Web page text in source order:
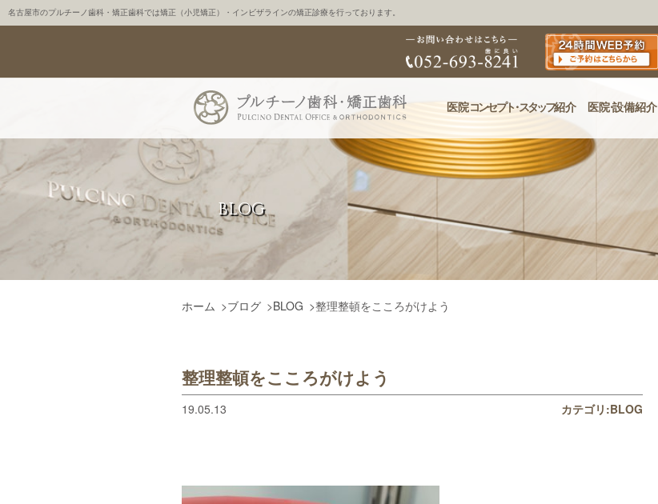
名古屋市のプルチーノ歯科・矯正歯科では矯正（小児矯正）・インビザラインの矯正診療を行っております。
医院コンセプト・スタッフ紹介 医院・設備紹介
BLOG
ホーム >ブログ >BLOG >整理整頓をこころがけよう
整理整頓をこころがけよう
19.05.13 カテゴリ:BLOG